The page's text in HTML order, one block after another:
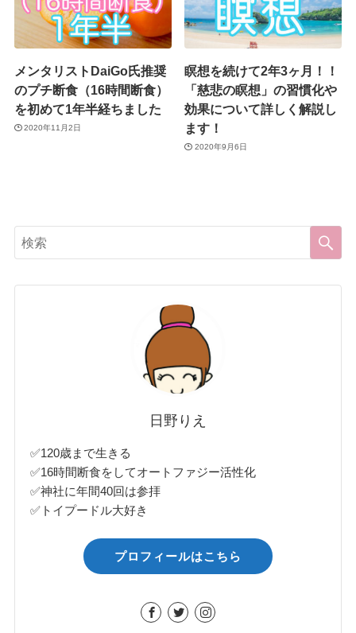
メンタリストDaiGo氏推奨
のプチ断食（16時間断食）
を初めて1年半経ちました
2020年11月2日
瞑想を続けて2年3ヶ月！！
「慈悲の瞑想」の習慣化や
効果について詳しく解説し
ます！
2020年9月6日
日野りえ
✅120歳まで生きる
✅16時間断食をしてオートファジー活性化
✅神社に年間40回は参拝
✅トイプードル大好き
プロフィールはこちら